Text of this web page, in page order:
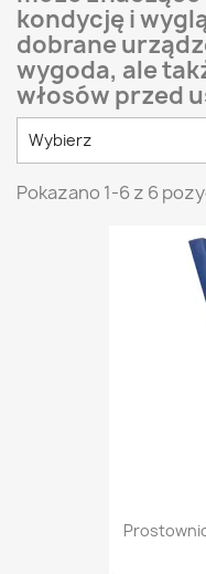
kondycję i
dobrane
wygoda, ale
włosów przed
Wybierz
Pokazano 1-6 z 6